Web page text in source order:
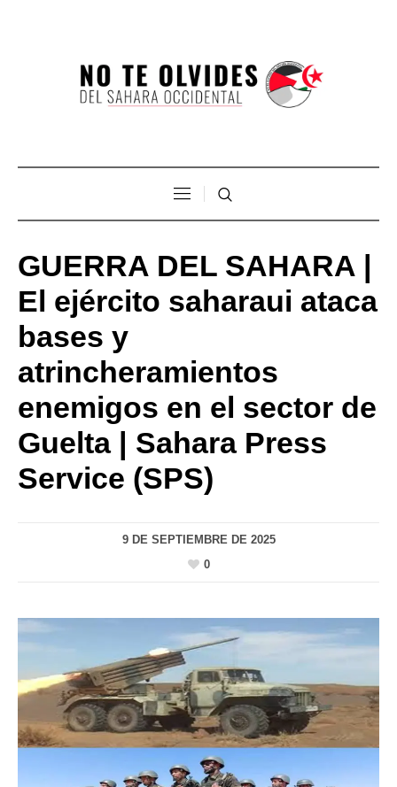
GUERRA DEL SAHARA |
El ejército saharaui ataca
bases y
atrincheramientos
enemigos en el sector de
Guelta | Sahara Press
Service (SPS)
9 DE SEPTIEMBRE DE 2025
0